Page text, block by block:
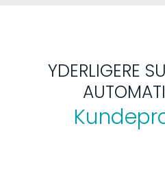
YDERLIGERE